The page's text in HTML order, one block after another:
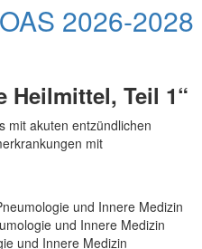
2026-2028
Heilmittel, Teil 1“
mit akuten entzündlichen
mit
und Innere Medizin
und Innere Medizin
und Innere Medizin